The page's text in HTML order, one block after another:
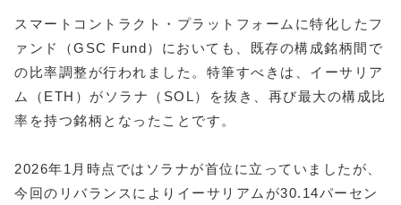
スマートコントラクト・プラットフォームに特化したフ
ァンド（GSC Fund）においても、既存の構成銘柄間で
の比率調整が行われました。特筆すべきは、イーサリア
ム（ETH）がソラナ（SOL）を抜き、再び最大の構成比
率を持つ銘柄となったことです。
2026年1月時点ではソラナが首位に立っていましたが、
今回のリバランスによりイーサリアムが30.14パーセン